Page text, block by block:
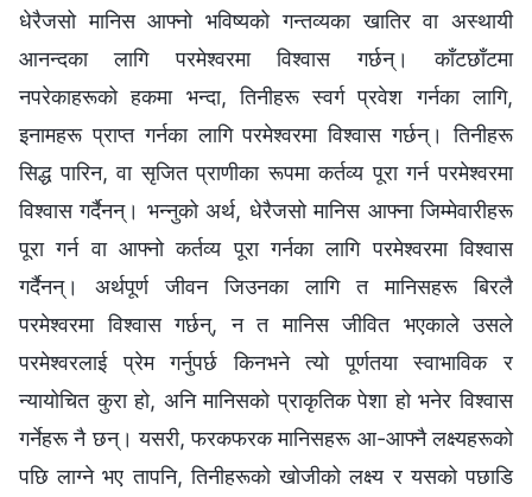
धेरैजसो मानिस आफ्‍नो भविष्यको गन्तव्यका खातिर वा अस्थायी
आनन्दका लागि परमेश्‍वरमा विश्‍वास गर्छन्। काँटछाँटमा
नपरेकाहरूको हकमा भन्दा, तिनीहरू स्वर्ग प्रवेश गर्नका लागि,
इनामहरू प्राप्त गर्नका लागि परमेश्‍वरमा विश्‍वास गर्छन्। तिनीहरू
सिद्ध पारिन, वा सृजित प्राणीका रूपमा कर्तव्य पूरा गर्न परमेश्‍वरमा
विश्‍वास गर्दैनन्। भन्‍नुको अर्थ, धेरैजसो मानिस आफ्‍ना जिम्‍मेवारीहरू
पूरा गर्न वा आफ्‍नो कर्तव्य पूरा गर्नका लागि परमेश्‍वरमा विश्‍वास
गर्दैनन्। अर्थपूर्ण जीवन जिउनका लागि त मानिसहरू बिरलै
परमेश्‍वरमा विश्‍वास गर्छन्, न त मानिस जीवित भएकाले उसले
परमेश्‍वरलाई प्रेम गर्नुपर्छ किनभने त्यो पूर्णतया स्वाभाविक र
न्यायोचित कुरा हो, अनि मानिसको प्राकृतिक पेशा हो भनेर विश्‍वास
गर्नेहरू नै छन्। यसरी, फरकफरक मानिसहरू आ-आफ्‍नै लक्ष्‍यहरूको
पछि लाग्‍ने भए तापनि, तिनीहरूको खोजीको लक्ष्‍य र यसको पछाडि